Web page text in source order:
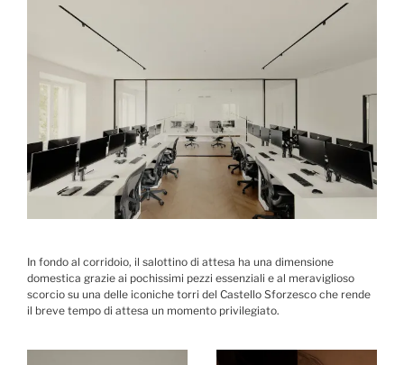
In fondo al corridoio, il salottino di attesa ha una dimensione
domestica grazie ai pochissimi pezzi essenziali e al meraviglioso
scorcio su una delle iconiche torri del Castello Sforzesco che rende
il breve tempo di attesa un momento privilegiato.